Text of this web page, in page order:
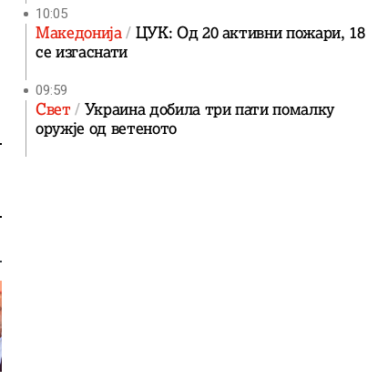
10:05
Македонија ЦУК: Од 20 активни пожари, 18
се изгаснати
09:59
Свет Украина добила три пати помалку
оружје од ветеното